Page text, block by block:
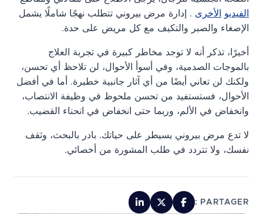
الفيديو
الأخرى . إدارة مرض بيروني تتطلب نهجًا شاملًا يشمل
الإصغاء والصبر والتكيف مع كل مريض على حدة.
أخيرًا، تذكر أنه لا توجد مخاطر كبيرة في تجربة العلاج
بالموجات الصدمية، وفي أسوأ الأحوال، لن تلاحظ أي تحسن،
ولكنك لن تعاني أيضًا من أي آثار جانبية خطيرة. أما في أفضل
الأحوال، فستستفيد من تحسن ملحوظ في وظيفة الانتصاب،
وانخفاض في الألم، وربما حتى انخفاض في انحناء القضيب.
لا تدع مرض بيروني يسيطر على حياتك. بادر بالبحث، وثقف
نفسك، ولا تتردد في طلب المشورة من أخصائي.
PARTAGER :